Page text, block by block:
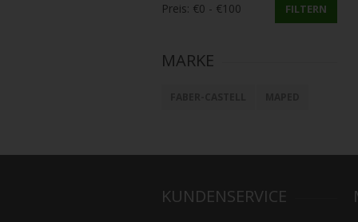
Preis: FILTERN
MARKE
KUNDENSERVICE